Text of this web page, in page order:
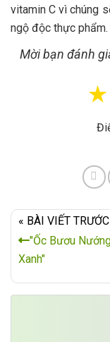
vitamin C vì chúng
ngộ độc thực phẩm.
Mời bạn đánh
☆
« BÀI VIẾT TRƯỚC
"Ốc Bươu
Xanh"